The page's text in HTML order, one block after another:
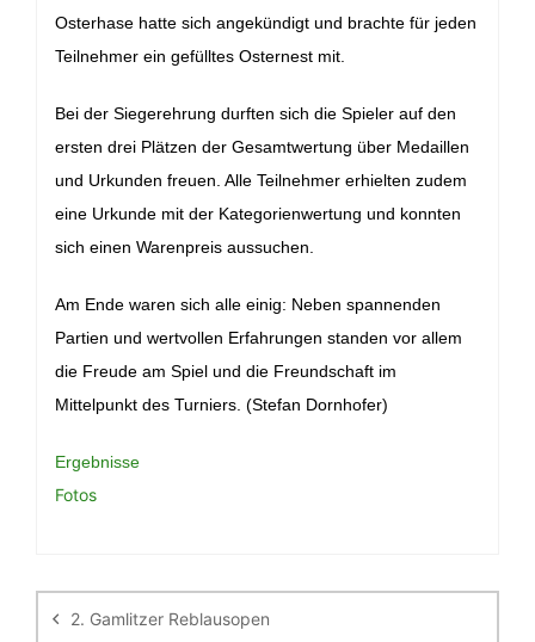
Osterhase hatte sich angekündigt und brachte für jeden
Teilnehmer ein gefülltes Osternest mit.
Bei der Siegerehrung durften sich die Spieler auf den
ersten drei Plätzen der Gesamtwertung über Medaillen
und Urkunden freuen. Alle Teilnehmer erhielten zudem
eine Urkunde mit der Kategorienwertung und konnten
sich einen Warenpreis aussuchen.
Am Ende waren sich alle einig: Neben spannenden
Partien und wertvollen Erfahrungen standen vor allem
die Freude am Spiel und die Freundschaft im
Mittelpunkt des Turniers. (Stefan Dornhofer)
Ergebnisse
Fotos
2. Gamlitzer Reblausopen